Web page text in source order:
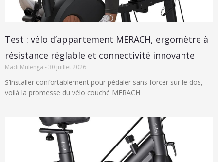
Test : vélo d’appartement MERACH, ergomètre à
résistance réglable et connectivité innovante
Madi Mulenga 30 juillet 2026
S’installer confortablement pour pédaler sans forcer sur le dos,
voilà la promesse du vélo couché MERACH